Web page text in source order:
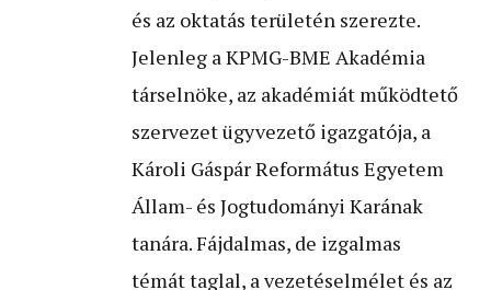
és az oktatás területén szerezte.
Jelenleg a KPMG-BME Akadémia
társelnöke, az akadémiát működtető
szervezet ügyvezető igazgatója, a
Károli Gáspár Református Egyetem
Állam- és Jogtudományi Karának
tanára. Fájdalmas, de izgalmas
témát taglal, a vezetéselmélet és az